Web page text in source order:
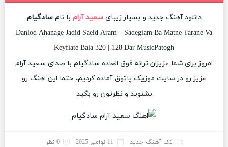
دانلود آهنگ جدید و بسیار زیبایسعید آرام با نامسادگیام
Danlod Ahanage Jadid Saeid Aram – Sadegiam Ba Matne Tarane Va
Keyfiate Bala 320 | 128 Dar MusicPatogh
امروز برای شما عزیزان ترانه فوق العاده سادگیام با صدای سعید آرام
عزیز رو در سایت موزیک پاتوق آماده کردیم، حتما این اهنگ رو
بشنوید و نظرتون رو بگید
تک آهنگ جدید 11 نوامبر 2025 0 نظر